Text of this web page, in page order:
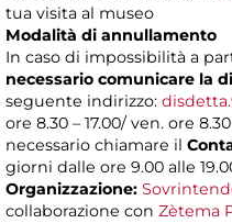
tua visita al museo
Modalità di annullamento
In caso di impossibilità a
necessario comunicare la
seguente indirizzo:
ore 8.30 – 17.00/ ven. ore
necessario chiamare il
giorni dalle ore 9.00 alle
Organizzazione:
collaborazione con Zètema